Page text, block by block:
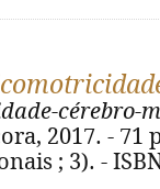
cérebro-
2017. - 71
; 3). -